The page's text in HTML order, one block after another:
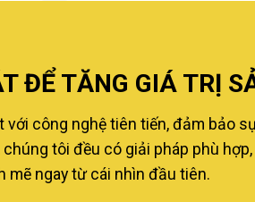
ĐỂ TĂNG GIÁ TRỊ
công nghệ tiên tiến, đảm bảo
tôi đều có giải pháp phù
mẽ ngay từ cái nhìn đầu tiên.